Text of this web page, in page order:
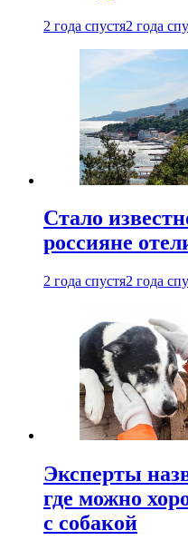
2 года спустя2 года
Стало
россияне
2 года спустя2 года
Эксперты
где можно
с собакой